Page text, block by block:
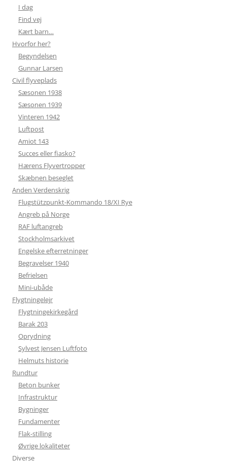
I dag
Find vej
Kært barn…
Hvorfor her?
Begyndelsen
Gunnar Larsen
Civil flyveplads
Sæsonen 1938
Sæsonen 1939
Vinteren 1942
Luftpost
Amiot 143
Succes eller fiasko?
Hærens Flyvertropper
Skæbnen beseglet
Anden Verdenskrig
Flugstützpunkt-Kommando 18/XI Rye
Angreb på Norge
RAF luftangreb
Stockholmsarkivet
Engelske efterretninger
Begravelser 1940
Befrielsen
Mini-ubåde
Flygtningelejr
Flygtningekirkegård
Barak 203
Oprydning
Sylvest Jensen Luftfoto
Helmuts historie
Rundtur
Beton bunker
Infrastruktur
Bygninger
Fundamenter
Flak-stilling
Øvrige lokaliteter
Diverse